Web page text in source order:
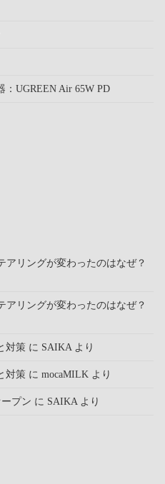
UGREEN Air 65W PD
リングが変わったのはなぜ？
リングが変わったのはなぜ？
対策 に SAIKAより
対策 に mocaMILK より
プン に SAIKAより